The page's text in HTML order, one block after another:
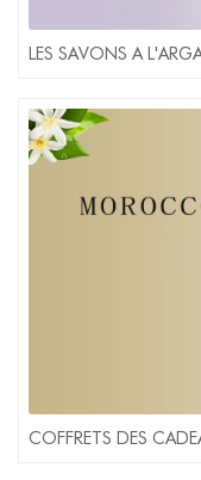
LES SAVONS A
COFFRETS DES